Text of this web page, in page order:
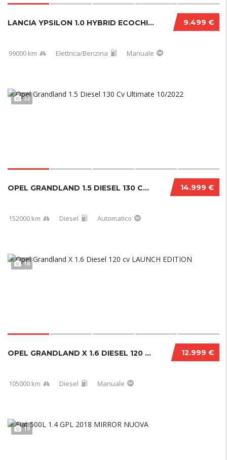
9.499 €
LANCIA YPSILON 1.0 HYBRID ECOCHIC GOLD 2021...
99000 km Elettrica/Benzina Manuale
22
14.999 €
OPEL GRANDLAND 1.5 DIESEL 130 CV ULTIMATE 10...
152000 km Diesel Automatico
18
12.999 €
OPEL GRANDLAND X 1.6 DIESEL 120 CV LAUNCH ED...
105000 km Diesel Manuale
19